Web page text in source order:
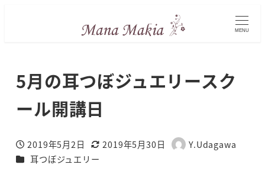
MENU
5月の耳つぼジュエリースク
ール開講日
投稿日
2019年5月2日
更新日
2019年5月30日
著
Y.Udagawa
カテゴリー
耳つぼジュエリー